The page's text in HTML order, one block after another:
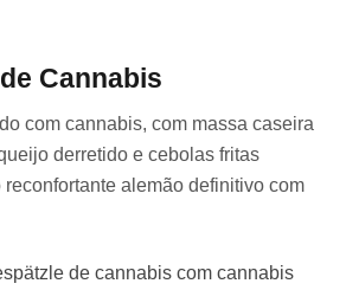
Cannabis
com cannabis, com massa caseira
derretido e cebolas fritas
alemão definitivo com
de cannabis com cannabis